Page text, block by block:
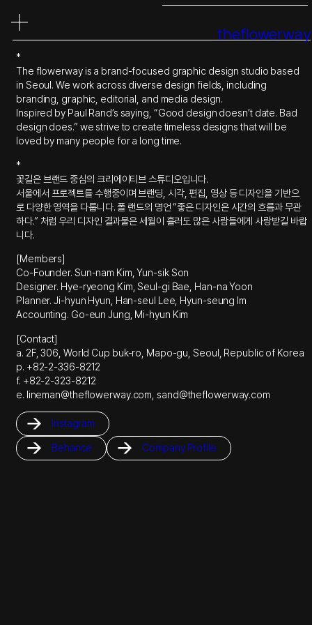
텐
츠
theflowerway
*
The flowerway is a brand-focused graphic design studio based
in Seoul. We work across diverse design fields, including
branding, graphic, editorial, and media design.
Inspired by Paul Rand’s saying, “Good design doesn’t date. Bad
design does.” we strive to create timeless designs that will be
loved by many people for a long time.
*
꽃길은 브랜드 중심의 크리에이티브 스튜디오입니다.
서울에서 프로젝트를 수행중이며 브랜딩, 시각, 편집, 영상 등 디자인을 기반으
로 다양한 영역을 다룹니다. 폴 랜드의 명언 “좋은 디자인은 시간의 흐름과 무관
하다.” 처럼 우리 디자인 결과물은 세월이 흘러도 많은 사람들에게 사랑받길 바랍
니다.
[Members]
Co-Founder. Sun-nam Kim, Yun-sik Son
Designer. Hye-ryeong Kim, Seul-gi Bae, Han-na Yoon
Planner. Ji-hyun Hyun, Han-seul Lee, Hyun-seung Im
Accounting. Go-eun Jung, Mi-hyun Kim
[Contact]
a. 2F, 306, World Cup buk-ro, Mapo-gu, Seoul, Republic of Korea
p. +82-2-336-8212
f. +82-2-323-8212
e. lineman@theflowerway.com, sand@theflowerway.com
Instagram
Behance Company Profile